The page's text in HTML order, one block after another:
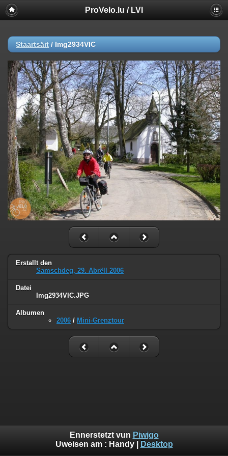
ProVelo.lu / LVI
Staartsäit / Img2934VIC
Erstallt den
Samschdeg, 29. Abrëll 2006
Datei
Img2934VIC.JPG
Albumen
2006 / Mini-Grenztour
Ennerstetzt vun Piwigo
Uweisen am : Handy| Desktop